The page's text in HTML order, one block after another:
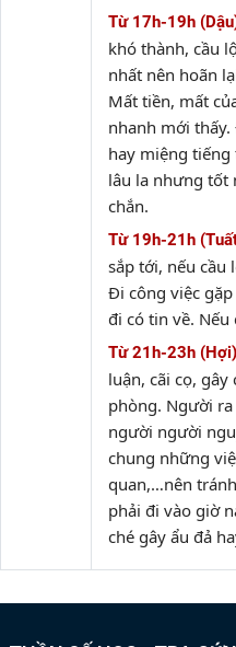
Từ 17h-19h
khó thành, cầu
nhất nên hoãn
Mất tiền, mất
nhanh mới
hay miệng tiếng
lâu la nhưng tốt
chắn.
Từ 19h-21h
sắp tới, nếu cầu
Đi công việc
đi có tin về.
Từ 21h-23h
luận, cãi cọ,
phòng. Người
người người
chung những
quan,…nên
phải đi vào giờ
ché gây ẩu đả